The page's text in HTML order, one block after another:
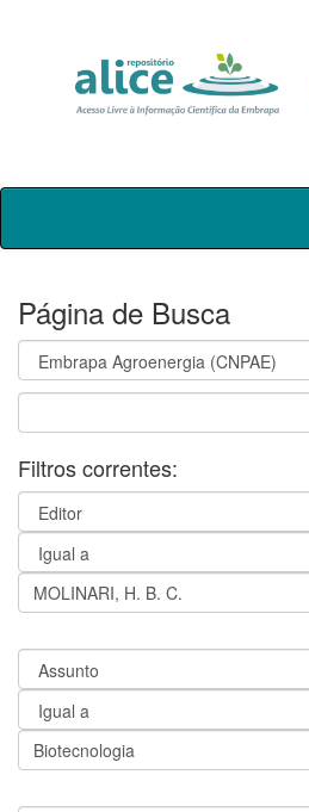
Skip
Página de Busca
Filtros correntes: